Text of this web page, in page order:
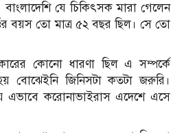
যে চিকিৎসক মারা গেলেন
বয়স তো মাত্র ৫২ বছর ছিল। সে তো
কোনো ধারণা ছিল এ সম্পর্কে
বোঝেইনি জিনিসটা কতটা জরুরি।
এভাবে করোনাভাইরাস এদেশে এসে